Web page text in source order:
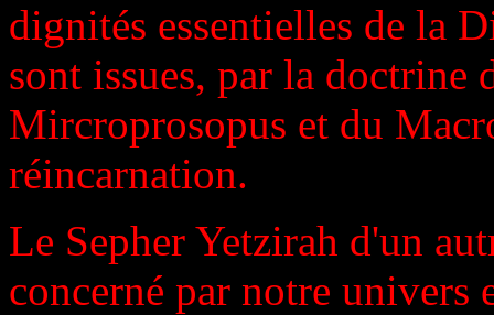
dignités essentielles de la
sont issues, par la doctrine
Mircroprosopus et du
réincarnation.
Le Sepher Yetzirah d'un
concerné par notre univers